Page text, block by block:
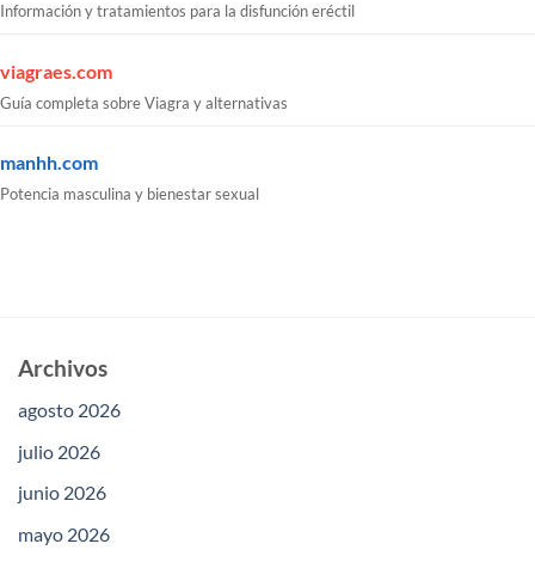
Información y tratamientos para la disfunción eréctil
viagraes.com
Guía completa sobre Viagra y alternativas
manhh.com
Potencia masculina y bienestar sexual
Archivos
agosto 2026
julio 2026
junio 2026
mayo 2026